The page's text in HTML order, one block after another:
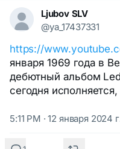
Ljubov SLV
@ya_17437331
https://
января 1969 года в
дебютный альбом
сегодня
5:11 PM · 12 января 2024